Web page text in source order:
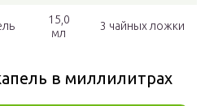
15,0
мл
3 чайных ложки
в миллилитрах